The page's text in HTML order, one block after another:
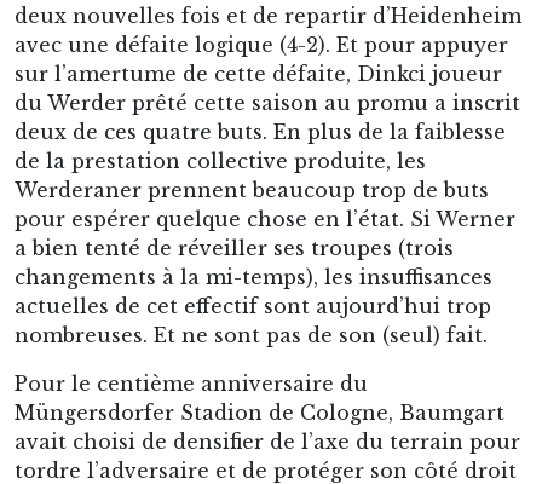
deux nouvelles fois et de repartir d’Heidenheim
avec une défaite logique (4-2). Et pour appuyer
sur l’amertume de cette défaite, Dinkci joueur
du Werder prêté cette saison au promu a inscrit
deux de ces quatre buts. En plus de la faiblesse
de la prestation collective produite, les
Werderaner prennent beaucoup trop de buts
pour espérer quelque chose en l’état. Si Werner
a bien tenté de réveiller ses troupes (trois
changements à la mi-temps), les insuffisances
actuelles de cet effectif sont aujourd’hui trop
nombreuses. Et ne sont pas de son (seul) fait.
Pour le centième anniversaire du
Müngersdorfer Stadion de Cologne, Baumgart
avait choisi de densifier de l’axe du terrain pour
tordre l’adversaire et de protéger son côté droit